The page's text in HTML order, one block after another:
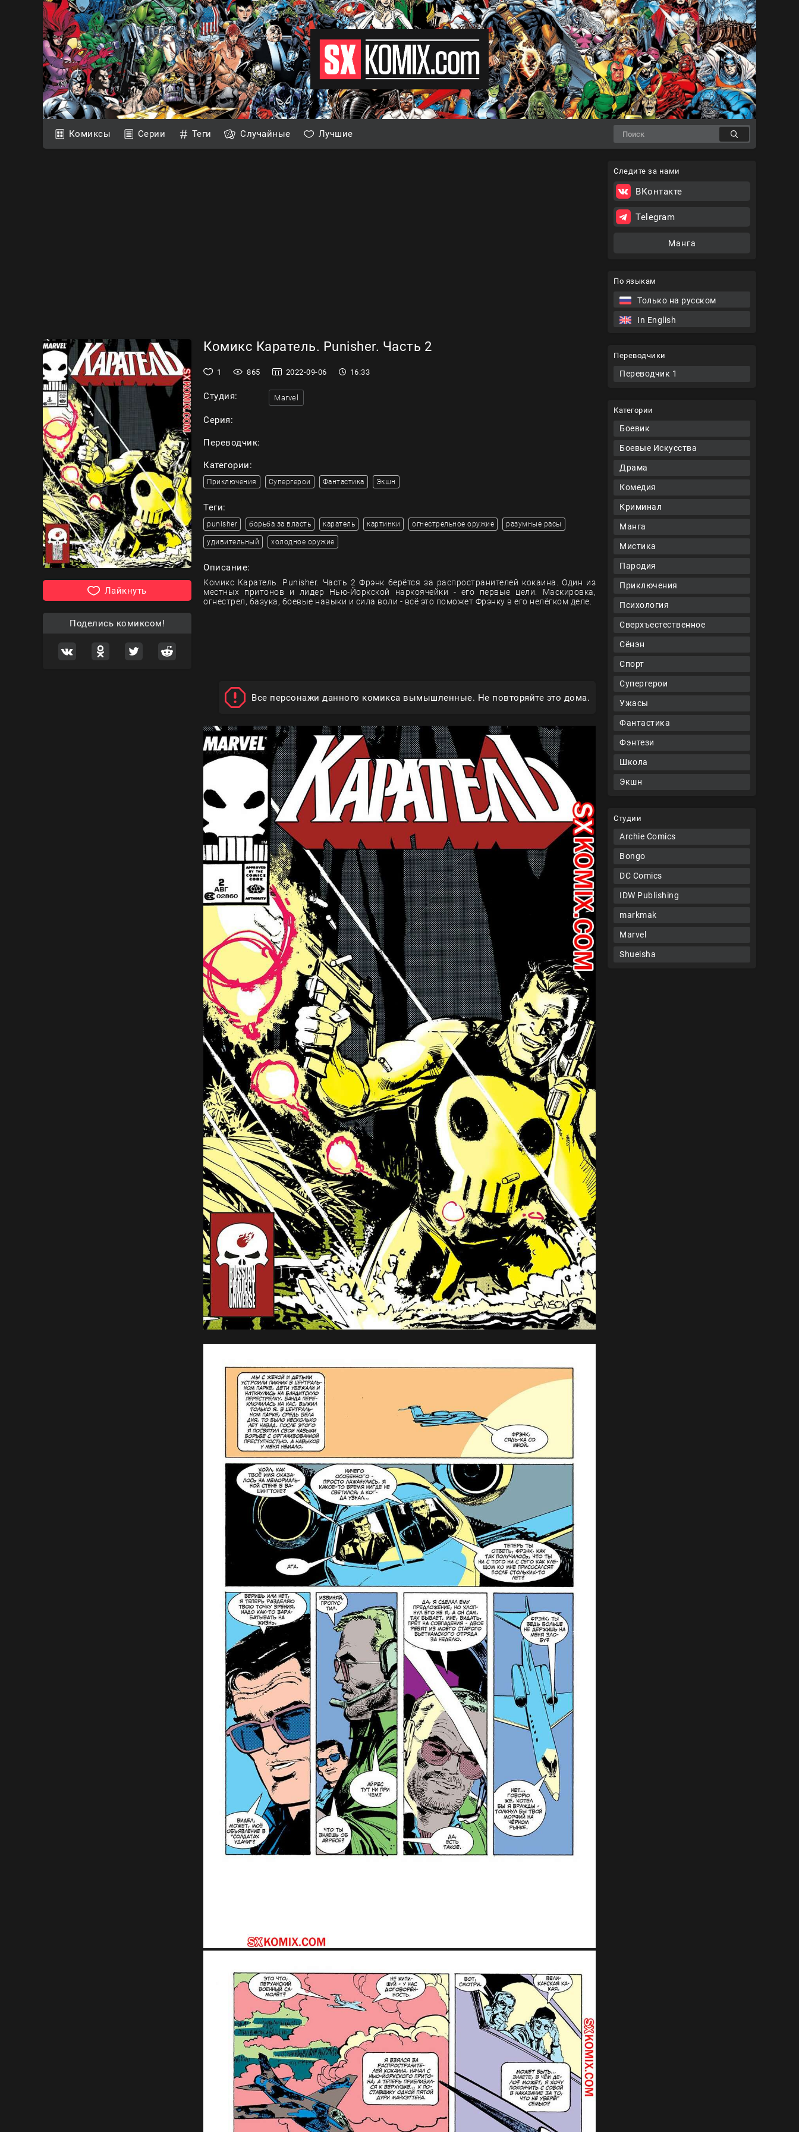
Комиксы Серии Теги Случайные Лучшие
По языкам
Только на русском
In English
Переводчики
Переводчик 1
Категории
Боевик
Боевые Искусства
Драма
Комедия
Криминал
Манга
Мистика
Пародия
Приключения
Психология
Сверхъестественное
Сёнэн
Спорт
Супергерои
Ужасы
Фантастика
Фэнтези
Школа
Экшн
Студии
Archie Comics
Bongo
DC Comics
IDW Publishing
markmak
Marvel
Shueisha
Лайкнуть
Поделись комиксом!
Комикс Каратель. Punisher. Часть 2
1 865 2022-09-06 16:33
Студия: Marvel
Серия:
Переводчик:
Категории:
Приключения Супергерои Фантастика Экшн
Теги:
punisher борьба за власть каратель картинки огнестрельное оружие разумные расы
удивительный холодное оружие
Описание:
Комикс Каратель. Punisher. Часть 2 Фрэнк берётся за распространителей кокаина. Один из
местных притонов и лидер Нью-Йоркской наркоячейки - его первые цели. Маскировка,
огнестрел, базука, боевые навыки и сила воли - всё это поможет Фрэнку в его нелёгком деле.
Все персонажи данного комикса вымышленные. Не повторяйте это дома.
Следите за нами
ВКонтакте
Telegram
Манга